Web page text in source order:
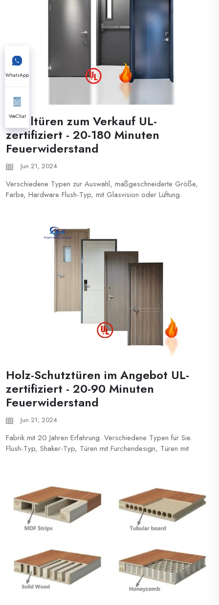
Stahltüren zum Verkauf UL-
zertifiziert - 20-180 Minuten
Feuerwiderstand
Jun 21, 2024
Verschiedene Typen zur Auswahl, maßgeschneiderte Größe,
Farbe, Hardware Flush-Typ, mit Glasvision oder Lüftung.
Holz-Schutztüren im Angebot UL-
zertifiziert - 20-90 Minuten
Feuerwiderstand
Jun 21, 2024
Fabrik mit 20 Jahren Erfahrung. Verschiedene Typen für Sie.
Flush-Typ, Shaker-Typ, Türen mit Furchendesign, Türen mit
WhatsApp
WeChat